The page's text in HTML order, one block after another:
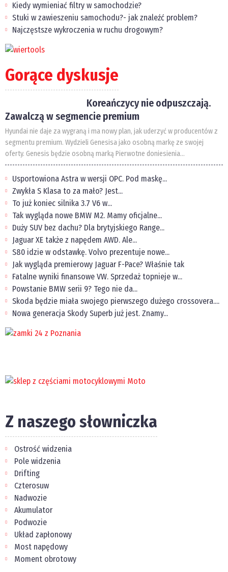
Kiedy wymieniać filtry w samochodzie?
Stuki w zawieszeniu samochodu?- jak znaleźć problem?
Najczęstsze wykroczenia w ruchu drogowym?
Gorące dyskusje
Koreańczycy nie odpuszczają.
Zawalczą w segmencie premium
Hyundai nie daje za wygraną i ma nowy plan, jak uderzyć w producentów z
segmentu premium. Wydzieli Genesisa jako osobną markę ze swojej
oferty. Genesis będzie osobną marką Pierwotne doniesienia...
Usportowiona Astra w wersji OPC. Pod maskę...
Zwykła S Klasa to za mało? Jest...
To już koniec silnika 3.7 V6 w...
Tak wygląda nowe BMW M2. Mamy oficjalne...
Duży SUV bez dachu? Dla brytyjskiego Range...
Jaguar XE także z napędem AWD. Ale...
S80 idzie w odstawkę. Volvo prezentuje nowe...
Jak wygląda premierowy Jaguar F-Pace? Właśnie tak
Fatalne wyniki finansowe VW. Sprzedaż topnieje w...
Powstanie BMW serii 9? Tego nie da...
Skoda będzie miała swojego pierwszego dużego crossovera....
Nowa generacja Skody Superb już jest. Znamy...
Z naszego słowniczka
Ostrość widzenia
Pole widzenia
Drifting
Czterosuw
Nadwozie
Akumulator
Podwozie
Układ zapłonowy
Most napędowy
Moment obrotowy